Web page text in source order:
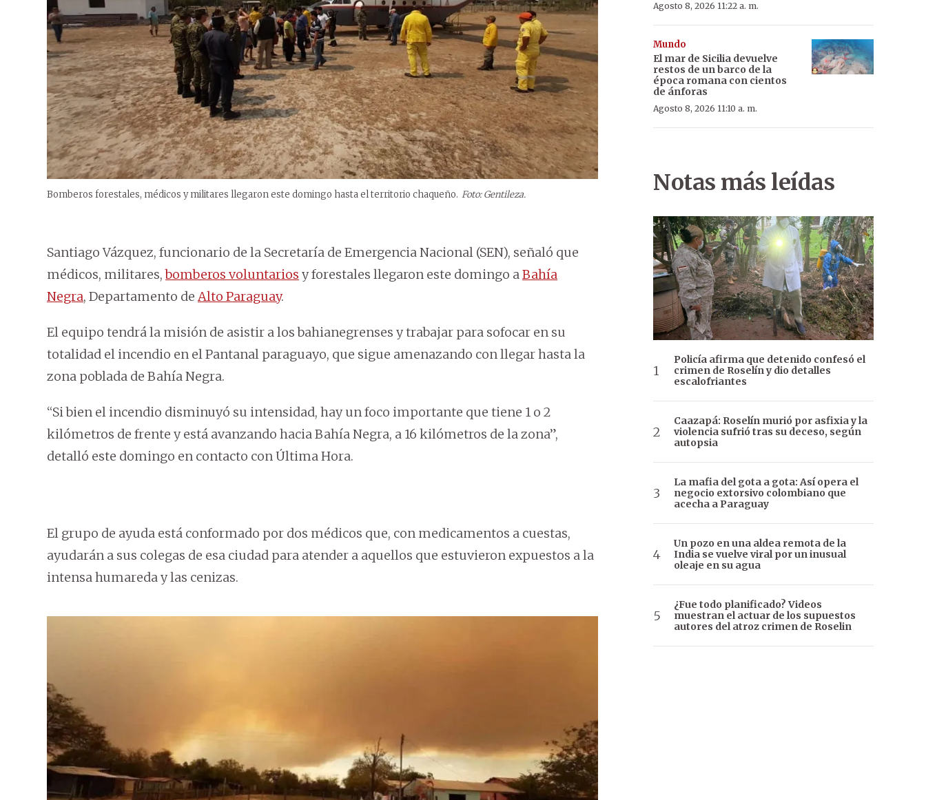
Bomberos forestales, médicos y militares llegaron este domingo hasta el territorio chaqueño. Foto: Gentileza.
Santiago Vázquez, funcionario de la Secretaría de Emergencia Nacional (SEN), señaló que
médicos, militares,bomberos voluntarios y forestales llegaron este domingo aBahía
Negra, Departamento de Alto Paraguay.
El equipo tendrá la misión de asistir a los bahianegrenses y trabajar para sofocar en su
totalidad el incendio en el Pantanal paraguayo, que sigue amenazando con llegar hasta la
zona poblada de Bahía Negra.
“Si bien el incendio disminuyó su intensidad, hay un foco importante que tiene 1 o 2
kilómetros de frente y está avanzando hacia Bahía Negra, a 16 kilómetros de la zona”,
detalló este domingo en contacto con Última Hora.
El grupo de ayuda está conformado por dos médicos que, con medicamentos a cuestas,
ayudarán a sus colegas de esa ciudad para atender a aquellos que estuvieron expuestos a la
intensa humareda y las cenizas.
Agosto 8, 2026 11:22 a. m.
Mundo
El mar de Sicilia devuelve
restos de un barco de la
época romana con cientos
de ánforas
Agosto 8, 2026 11:10 a. m.
Notas más leídas
Policía afirma que detenido confesó el
crimen de Roselín y dio detalles
escalofriantes
Caazapá: Roselín murió por asfixia y la
violencia sufrió tras su deceso, según
autopsia
La mafia del gota a gota: Así opera el
negocio extorsivo colombiano que
acecha a Paraguay
Un pozo en una aldea remota de la
India se vuelve viral por un inusual
oleaje en su agua
¿Fue todo planificado? Videos
muestran el actuar de los supuestos
autores del atroz crimen de Roselin